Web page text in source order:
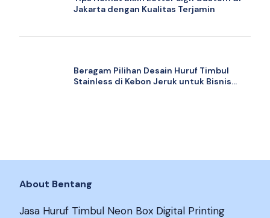
Jakarta dengan Kualitas Terjamin
Beragam Pilihan Desain Huruf Timbul
Stainless di Kebon Jeruk untuk Bisnis
About Bentang
Jasa Huruf Timbul Neon Box Digital Printing